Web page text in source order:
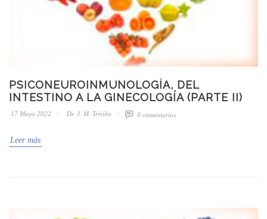
PSICONEUROINMUNOLOGÍA, DEL
INTESTINO A LA GINECOLOGÍA (PARTE II)
17 Mayo 2022 Dr. J. M. Triviño 0 comentarios
Leer más